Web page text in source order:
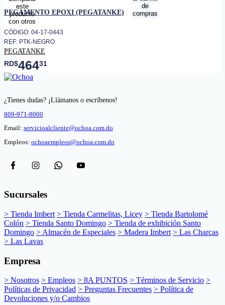
favorito
PEGAMENTO EPOXI (PEGATANKE)
CÓDIGO: 04-17-0443
REF: PTK-NEGRO
PEGATANKE
RD$46431
¿Tienes dudas? ¡Llámanos o escríbenos!
809-971-8000
Email: servicioalcliente@ochoa.com.do
Empleos: ochoaempleos@ochoa.com.do
Sucursales
> Tienda Imbert > Tienda Carmelitas, Licey > Tienda Bartolomé
Colón > Tienda Santo Domingo > Tienda de exhibición Santo
Domingo > Almacén de Especiales > Madera Imbert > Las Charcas
> Las Lavas
Empresa
> Nosotros > Empleos > 8A PUNTOS > Términos de Servicio >
Políticas de Privacidad > Preguntas Frecuentes > Política de
Devoluciones y/o Cambios